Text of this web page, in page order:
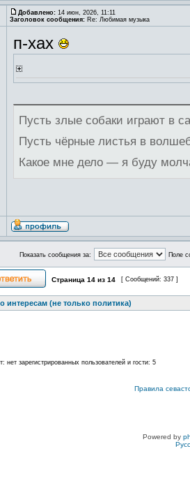
Добавлено: 14 июн, 2026, 11:11
Заголовок сообщения: Re: Любимая музыка
п-хах
Пусть злые собаки играют в
Пусть чёрные листья в
Какое мне дело — я буду
Показать сообщения за: Поле
Страница 14 из 14 [ Сообщений: 337 ]
интересам (не только политика)
зарегистрированных пользователей и гости: 5
Правила
Powered by